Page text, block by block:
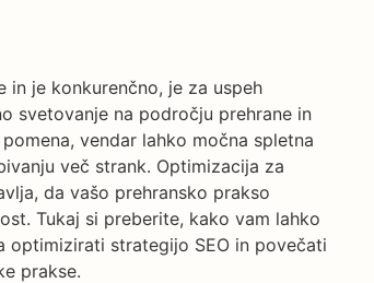
in je konkurenčno, je za uspeh
svetovanje na področju prehrane in
vendar lahko močna spletna
več strank. Optimizacija za
da vašo prehransko prakso
Tukaj si preberite, kako vam lahko
optimizirati strategijo SEO in povečati
prakse.